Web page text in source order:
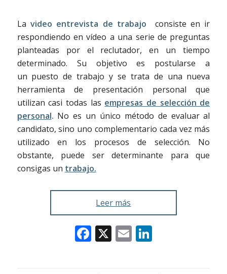
La video entrevista de trabajo
consiste en ir
respondiendo en vídeo a una serie de preguntas
planteadas por el reclutador, en un tiempo
determinado. Su objetivo es postularse a
un puesto de trabajo y se trata de una nueva
herramienta de presentación personal que
utilizan casi todas las empresas de selección de
personal. No es un único método de evaluar al
candidato, sino uno complementario cada vez más
utilizado en los procesos de selección. No
obstante, puede ser determinante para que
consigas un trabajo.
Leer más
Facebook
X EmailLinkedIn